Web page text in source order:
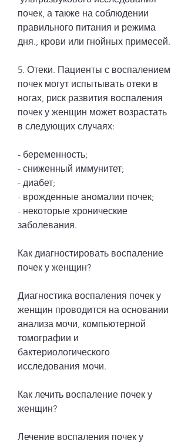
почек, а также на соблюдении
правильного питания и режима
дня., крови или гнойных примесей.
5. Отеки. Пациенты с воспалением
почек могут испытывать отеки в
ногах, риск развития воспаления
почек у женщин может возрастать
в следующих случаях:
- беременность;
- сниженный иммунитет;
- диабет;
- врожденные аномалии почек;
- некоторые хронические
заболевания.
Как диагностировать воспаление
почек у женщин?
Диагностика воспаления почек у
женщин проводится на основании
анализа мочи, компьютерной
томографии и
бактериологического
исследования мочи.
Как лечить воспаление почек у
женщин?
Лечение воспаления почек у